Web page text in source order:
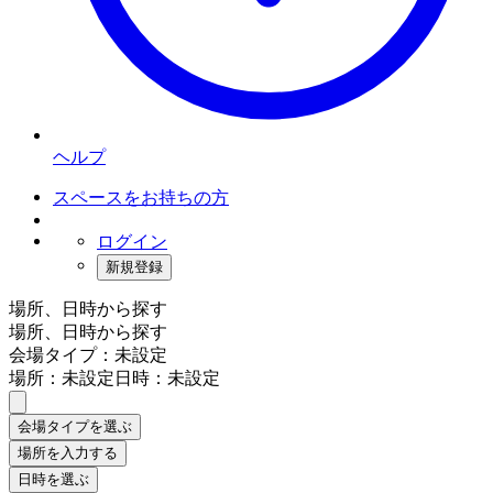
ヘルプ
スペースをお持ちの方
ログイン
新規登録
場所、日時から探す
場所、日時から探す
会場タイプ：未設定
場所：未設定日時：未設定
会場タイプを選ぶ
場所を入力する
日時を選ぶ